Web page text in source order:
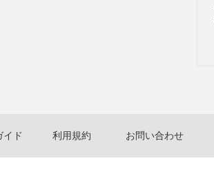
イド 利用規約 お問い合わせ